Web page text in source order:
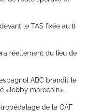
le TAS fixée au 8
réellement du lieu de
ABC brandit le
«lobby marocain»
de la CAF